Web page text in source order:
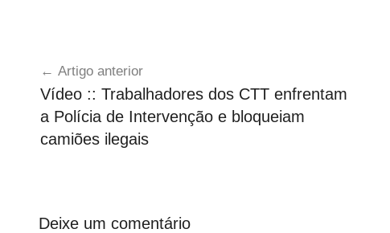
e
v
e
G
l
artigos
Artigo anterior
Vídeo :: Trabalhadores dos CTT enfrentam
a Polícia de Intervenção e bloqueiam
camiões ilegais
Deixe um comentário